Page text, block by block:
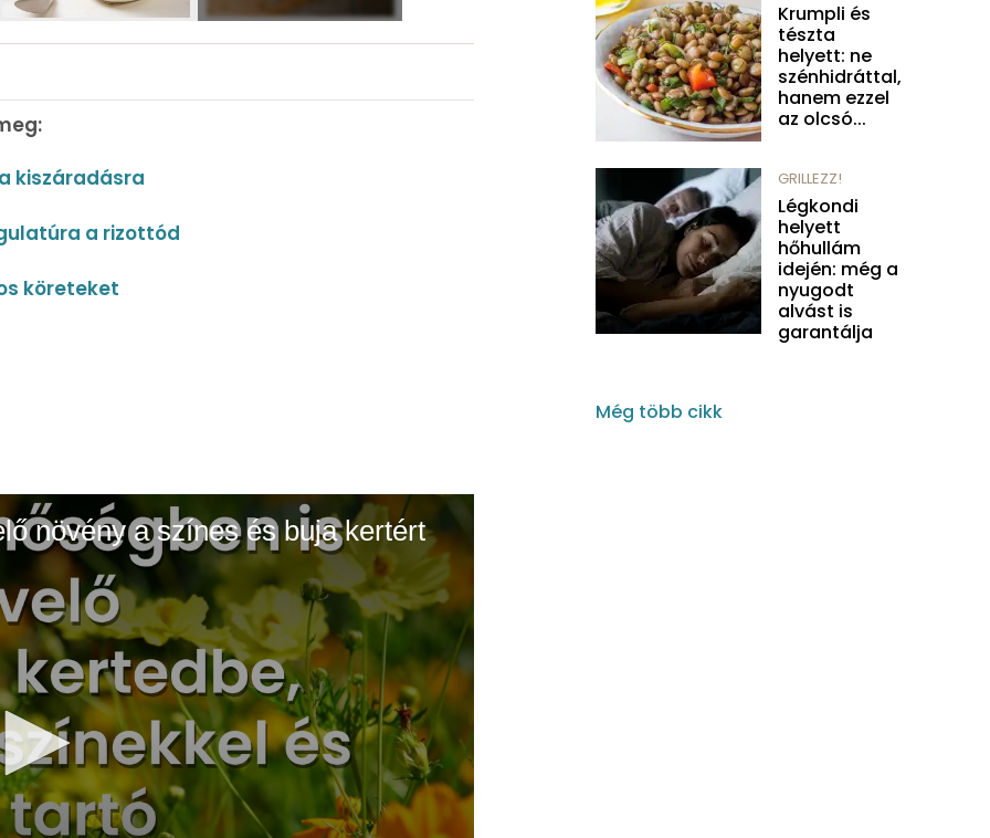
kiszáradásra
a rizottód
köreteket
növény a színes és buja kertért
Krumpli és
tészta
helyett: ne
szénhidráttal,
hanem ezzel
az olcsó...
GRILLEZZ!
Légkondi
helyett
hőhullám
idején: még a
nyugodt
alvást is
garantálja
Még több cikk